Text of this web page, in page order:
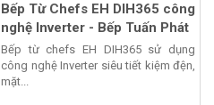
Bếp Từ Chefs EH DIH365 công
nghệ Inverter - Bếp Tuấn Phát
Bếp từ chefs EH DIH365 sử dụng
công nghệ Inverter siêu tiết kiệm đện,
mặt...